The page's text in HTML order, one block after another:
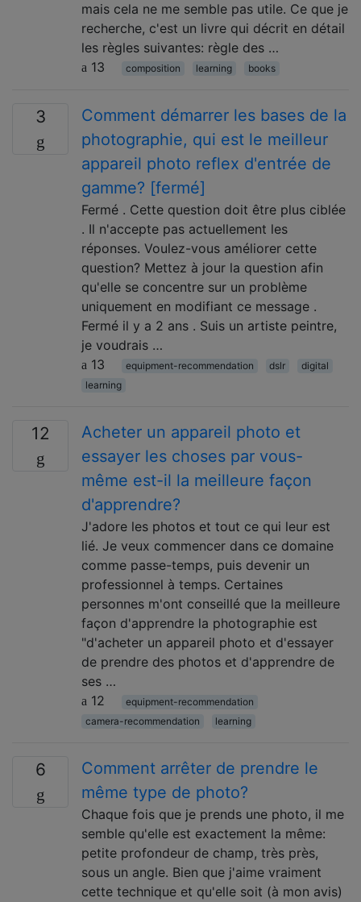
mais cela ne me semble pas utile. Ce que je
recherche, c'est un livre qui décrit en détail
les règles suivantes: règle des …
13
composition learning books
3
Comment démarrer les bases de la
photographie, qui est le meilleur
appareil photo reflex d'entrée de
gamme? [fermé]
Fermé . Cette question doit être plus ciblée
. Il n'accepte pas actuellement les
réponses. Voulez-vous améliorer cette
question? Mettez à jour la question afin
qu'elle se concentre sur un problème
uniquement en modifiant ce message .
Fermé il y a 2 ans . Suis un artiste peintre,
je voudrais …
13
equipment-recommendation dslr
digital
learning
12
Acheter un appareil photo et
essayer les choses par vous-
même est-il la meilleure façon
d'apprendre?
J'adore les photos et tout ce qui leur est
lié. Je veux commencer dans ce domaine
comme passe-temps, puis devenir un
professionnel à temps. Certaines
personnes m'ont conseillé que la meilleure
façon d'apprendre la photographie est
"d'acheter un appareil photo et d'essayer
de prendre des photos et d'apprendre de
ses …
12
equipment-recommendation
camera-recommendation
learning
6
Comment arrêter de prendre le
même type de photo?
Chaque fois que je prends une photo, il me
semble qu'elle est exactement la même:
petite profondeur de champ, très près,
sous un angle. Bien que j'aime vraiment
cette technique et qu'elle soit (à mon avis)